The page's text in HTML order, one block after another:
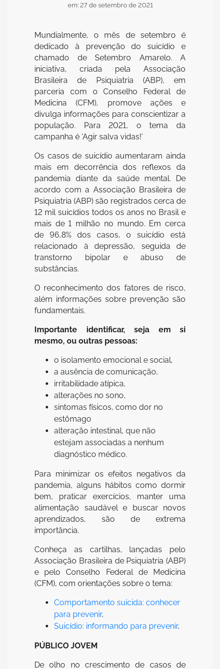
em: 27 de setembro de 2021
Mundialmente, o mês de setembro é
dedicado à prevenção do suicídio e
chamado de Setembro Amarelo. A
iniciativa, criada pela Associação
Brasileira de Psiquiatria (ABP), em
parceria com o Conselho Federal de
Medicina (CFM), promove ações e
divulga informações para conscientizar a
população. Para 2021, o tema da
campanha é ‘Agir salva vidas!’
Os casos de suicídio aumentaram ainda
mais em decorrência dos reflexos da
pandemia diante da saúde mental. De
acordo com a Associação Brasileira de
Psiquiatria (ABP) são registrados cerca de
12 mil suicídios todos os anos no Brasil e
mais de 1 milhão no mundo. Em cerca
de 96,8% dos casos, o suicídio está
relacionado à depressão, seguida de
transtorno bipolar e abuso de
substâncias.
O reconhecimento dos fatores de risco,
além informações sobre prevenção são
fundamentais.
Importante identificar, seja em si
mesmo, ou outras pessoas:
o isolamento emocional e social,
a ausência de comunicação,
irritabilidade atípica,
alterações no sono,
sintomas físicos, como dor no
estômago
alteração intestinal, que não
estejam associadas a nenhum
diagnóstico médico.
Para minimizar os efeitos negativos da
pandemia, alguns hábitos como dormir
bem, praticar exercícios, manter uma
alimentação saudável e buscar novos
aprendizados, são de extrema
importância.
Conheça as cartilhas, lançadas pelo
Associação Brasileira de Psiquiatria (ABP)
e pelo Conselho Federal de Medicina
(CFM), com orientações sobre o tema:
Comportamento suicida: conhecer
para prevenir,
Suicídio: informando para prevenir,
PÚBLICO JOVEM
De olho no crescimento de casos de